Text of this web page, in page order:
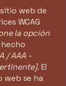
web de
WCAG
la opción
/ AAA -
El
web se ha